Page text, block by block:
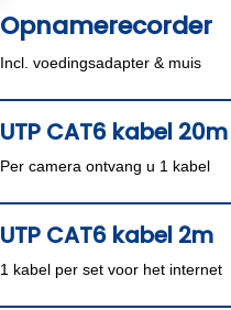
Opnamerecorder
Incl. voedingsadapter & muis
UTP CAT6 kabel 20m
Per camera ontvang u 1 kabel
UTP CAT6 kabel 2m
1 kabel per set voor het internet